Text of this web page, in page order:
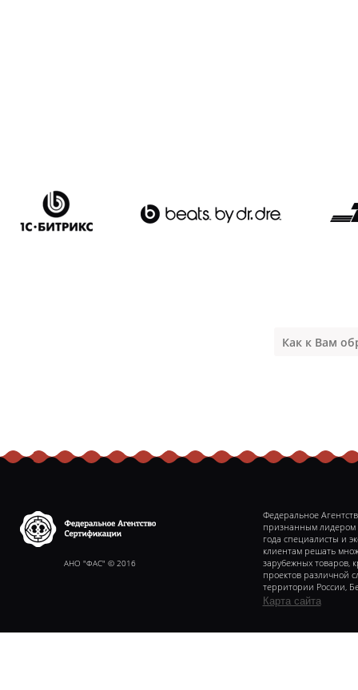
сертификаииАНО "ФАС" © 2016
Федеральное
признанным лидером
года специалисты и
клиентам решать
зарубежных товаров,
проектов различной
территории России,
Карта сайта